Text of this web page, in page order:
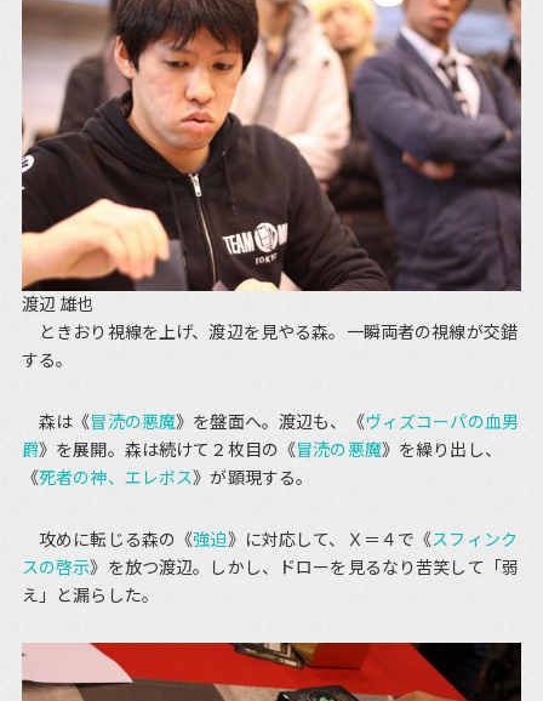
渡辺 雄也
ときおり視線を上げ、渡辺を見やる森。一瞬両者の視線が交錯
する。
森は《冒涜の悪魔》を盤面へ。渡辺も、《ヴィズコーパの血男
爵》を展開。森は続けて２枚目の《冒涜の悪魔》を繰り出し、
《死者の神、エレボス》が顕現する。
攻めに転じる森の《強迫》に対応して、Ｘ＝４で《スフィンク
スの啓示》を放つ渡辺。しかし、ドローを見るなり苦笑して「弱
え」と漏らした。